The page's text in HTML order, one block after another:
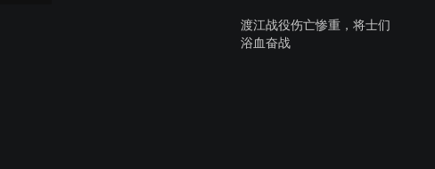
渡江战役伤亡惨重，将士们
浴血奋战